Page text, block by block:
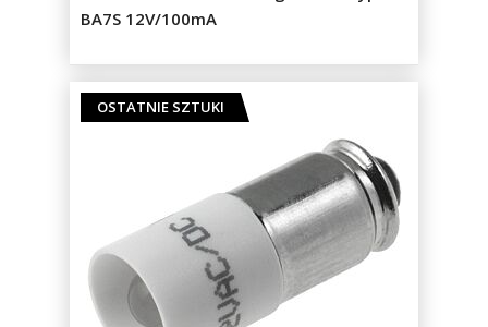
100
BA7S 12V/100mA
OSTATNIE SZTUKI